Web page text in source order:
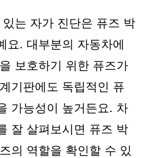
는 자가 진단은 퓨즈 박
요. 대부분의 자동차에
보호하기 위한 퓨즈가
기판에도 독립적인 퓨
가능성이 높거든요. 차
잘 살펴보시면 퓨즈 박
의 역할을 확인할 수 있